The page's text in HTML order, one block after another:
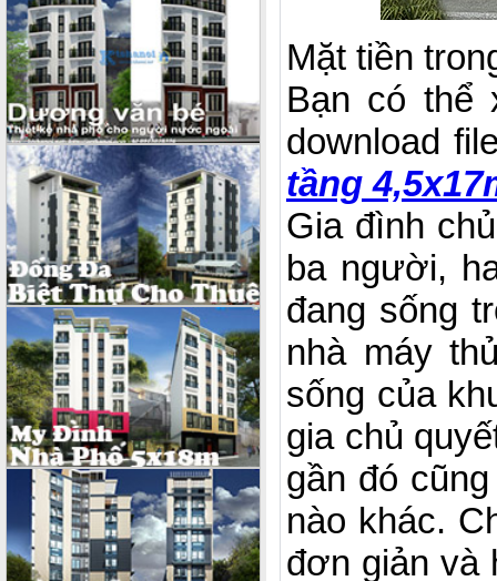
Mặt tiền
Bạn có thể
download
tầng
Gia đình
ba người,
đang sống
nhà máy
sống của
gia chủ
gần đó
nào khác.
đơn giản và